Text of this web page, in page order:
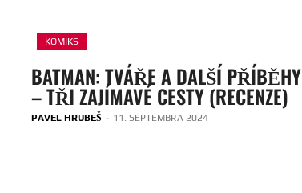
KOMIKS
BATMAN: TVÁŘE A DALŠÍ PŘÍBĚHY
– TŘI ZAJÍMAVÉ CESTY (RECENZE)
PAVEL HRUBEŠ - 11. SEPTEMBRA 2024